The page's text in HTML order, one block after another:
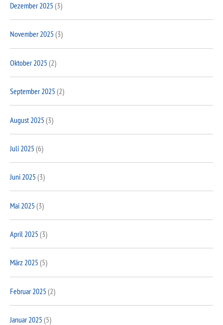
Dezember 2025 (3)
November 2025 (3)
Oktober 2025 (2)
September 2025 (2)
August 2025 (3)
Juli 2025 (6)
Juni 2025 (3)
Mai 2025 (3)
April 2025 (3)
März 2025 (5)
Februar 2025 (2)
Januar 2025 (5)